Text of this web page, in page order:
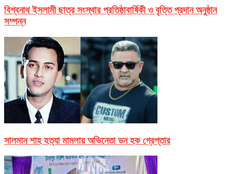
বিশ্বনাথ ইসলামী ছাত্র সংস্থার প্রতিষ্ঠাবার্ষিকী ও বৃত্তি প্রদান অনুষ্ঠান
সম্পন্ন
সালমান শাহ হত্যা মামলায় অভিনেতা ডন হক গ্রেপ্তার